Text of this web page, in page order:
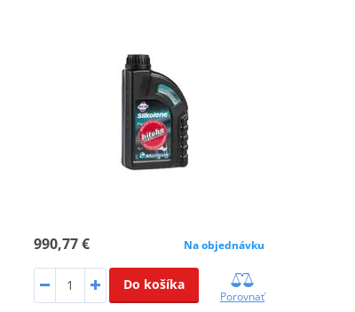
990,77 € Na objednávku
Do košíka
Porovnať